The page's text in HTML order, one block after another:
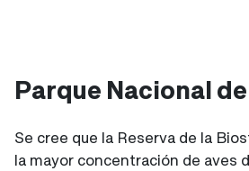
Parque Nacional
Se cree que la Reserva de la
la mayor concentración de aves